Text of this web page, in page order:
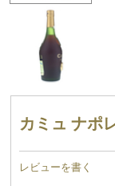
カミュ ナポ
レビューを書く